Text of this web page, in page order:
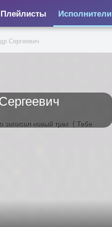
Плейлисты Исполнители
Сергеевич
записал новый трек ( Тебе